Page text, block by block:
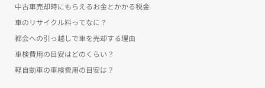
中古車売却時にもらえるお金とかかる税金
車のリサイクル料ってなに？
都会への引っ越しで車を売却する理由
車検費用の目安はどのくらい？
軽自動車の車検費用の目安は？